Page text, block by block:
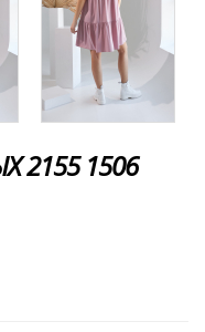
2155 1506